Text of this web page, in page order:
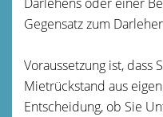
Gegensatz zum
Voraussetzung ist, dass
Mietrückstand aus
Entscheidung, ob Sie